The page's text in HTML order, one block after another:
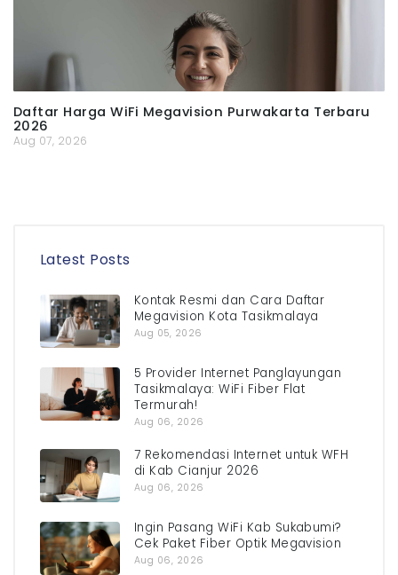
Daftar Harga WiFi Megavision Purwakarta Terbaru
2026
Aug 07, 2026
Latest Posts
Kontak Resmi dan Cara Daftar
Megavision Kota Tasikmalaya
Aug 05, 2026
5 Provider Internet Panglayungan
Tasikmalaya: WiFi Fiber Flat
Termurah!
Aug 06, 2026
7 Rekomendasi Internet untuk WFH
di Kab Cianjur 2026
Aug 06, 2026
Ingin Pasang WiFi Kab Sukabumi?
Cek Paket Fiber Optik Megavision
Aug 06, 2026